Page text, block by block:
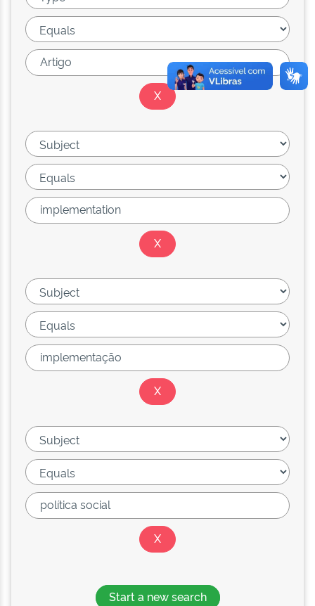
Start a new search